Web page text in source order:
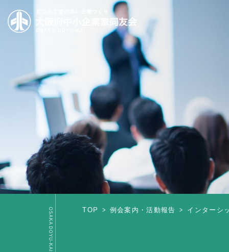
TOP 例会案内・活動報告 インターシ
OSAKA DOYU-KAI